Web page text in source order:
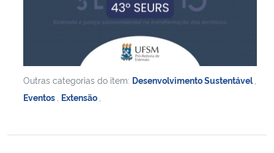
Outras categorias do item: Desenvolvimento Sustentável
Eventos Extensão